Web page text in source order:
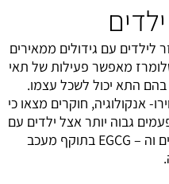
לילדים עם גידולים ממאירים
מאפשר פעילות של תאי
התא יכול לשכל עצמו.
שפורסם בגיליון ינואר 2004 נוירו- אנקולוגיה, חוקרים מצאו כי
גבוה יותר אצל ילדים עם
גידולים במוח מאשר תאי מוח נורמלים וה – EGCG בתוקף מעכב